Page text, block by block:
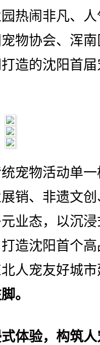
热闹非凡、
物协会、浑
造的沈阳首
物活动单一
销、非遗文
业态，以沉
造沈阳首个
人宠友好城
。
体验，构筑